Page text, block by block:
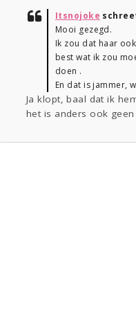
Itsnojoke
Mooi gezegd.
Ik zou dat haar
best wat ik zou
doen .
En dat is jammer,
Ja klopt, baal dat ik
het is anders ook